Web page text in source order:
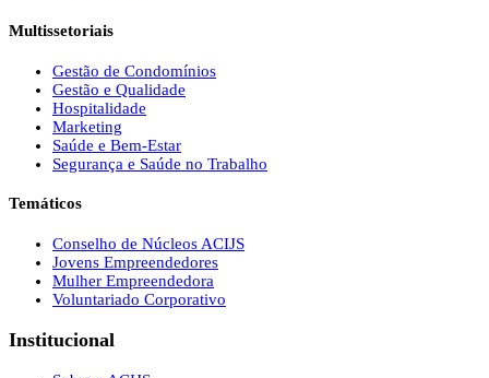
Multissetoriais
Gestão de Condomínios
Gestão e Qualidade
Hospitalidade
Marketing
Saúde e Bem-Estar
Segurança e Saúde no Trabalho
Temáticos
Conselho de Núcleos ACIJS
Jovens Empreendedores
Mulher Empreendedora
Voluntariado Corporativo
Institucional